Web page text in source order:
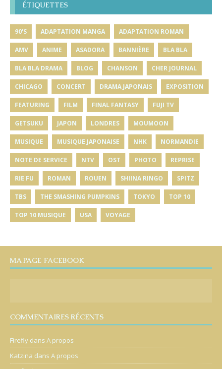
ÉTIQUETTES
90'S ADAPTATION MANGA ADAPTATION ROMAN
AMV ANIME ASADORA BANNIÈRE BLA BLA
BLA BLA DRAMA BLOG CHANSON CHER JOURNAL
CHICAGO CONCERT DRAMA JAPONAIS EXPOSITION
FEATURING FILM FINAL FANTASY FUJI TV
GETSUKU JAPON LONDRES MOUMOON
MUSIQUE MUSIQUE JAPONAISE NHK NORMANDIE
NOTE DE SERVICE NTV OST PHOTO REPRISE
RIE FU ROMAN ROUEN SHIINA RINGO SPITZ
TBS THE SMASHING PUMPKINS TOKYO TOP 10
TOP 10 MUSIQUE USA VOYAGE
MA PAGE FACEBOOK
COMMENTAIRES RÉCENTS
Firefly dans A propos
Katzina dans A propos